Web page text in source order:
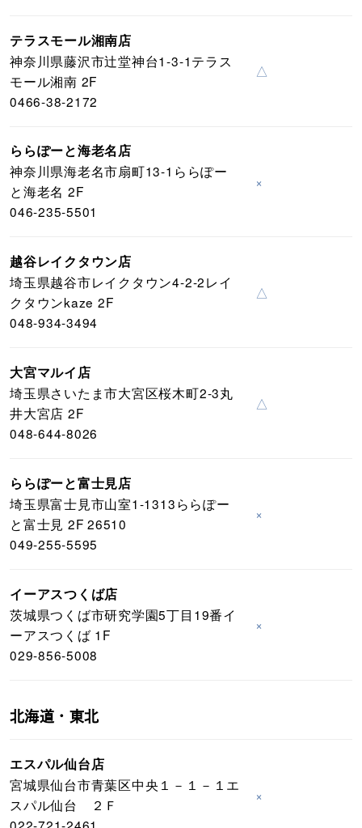
テラスモール湘南店
神奈川県藤沢市辻堂神台1-3-1テラス
モール湘南 2F
0466-38-2172
△
ららぽーと海老名店
神奈川県海老名市扇町13-1ららぽー
と海老名 2F
046-235-5501
×
越谷レイクタウン店
埼玉県越谷市レイクタウン4-2-2レイ
クタウンkaze 2F
048-934-3494
△
大宮マルイ店
埼玉県さいたま市大宮区桜木町2-3丸
井大宮店 2F
048-644-8026
△
ららぽーと富士見店
埼玉県富士見市山室1-1313ららぽー
と富士見 2F 26510
049-255-5595
×
イーアスつくば店
茨城県つくば市研究学園5丁目19番イ
ーアスつくば 1F
029-856-5008
×
北海道・東北
エスパル仙台店
宮城県仙台市青葉区中央１－１－１エ
スパル仙台 ２Ｆ
×